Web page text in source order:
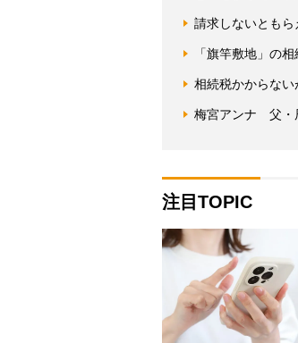
請求しないとも
「旗竿敷地」の
相続税かからな
梅宮アンナ 父・
注目TOPIC